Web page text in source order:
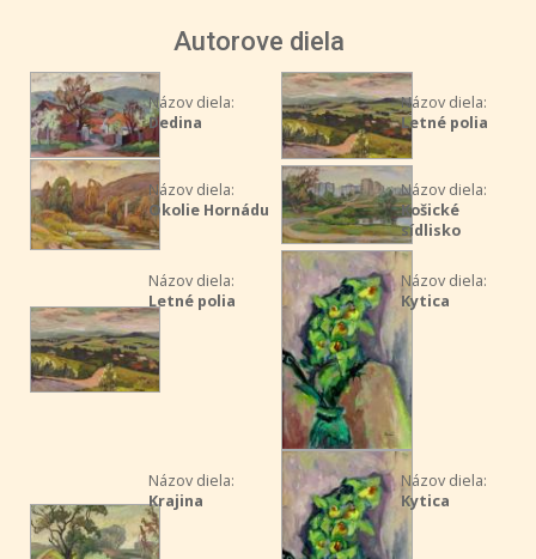
Autorove diela
Názov diela:
Dedina
Názov diela:
Letné polia
Názov diela:
Okolie Hornádu
Názov diela:
Košické
sídlisko
Názov diela:
Letné polia
Názov diela:
Kytica
Názov diela:
Krajina
Názov diela:
Kytica